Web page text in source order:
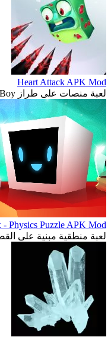
Heart Attack APK Mod
لعبة منصات على طراز Super Meat Boy
- Physics Puzzle APK Mod
لعبة منطقية مبنية على